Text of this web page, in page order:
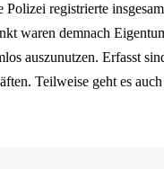
Polizei registrierte
waren demnach
auszunutzen. Erfasst
Teilweise geht es